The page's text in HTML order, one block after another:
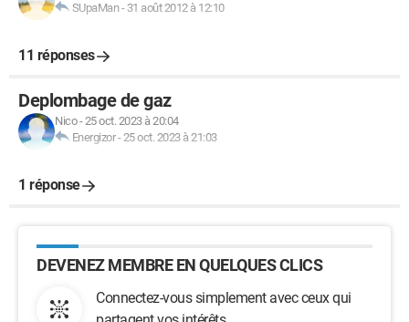
SUpaMan- 31 août 2012 à 12:10
11 réponses
Deplombage de gaz
Nico-25 oct. 2023 à 20:04
Energizor-25 oct. 2023 à 21:03
1 réponse
DEVENEZ MEMBRE EN QUELQUES CLICS
Connectez-vous simplement avec ceux qui